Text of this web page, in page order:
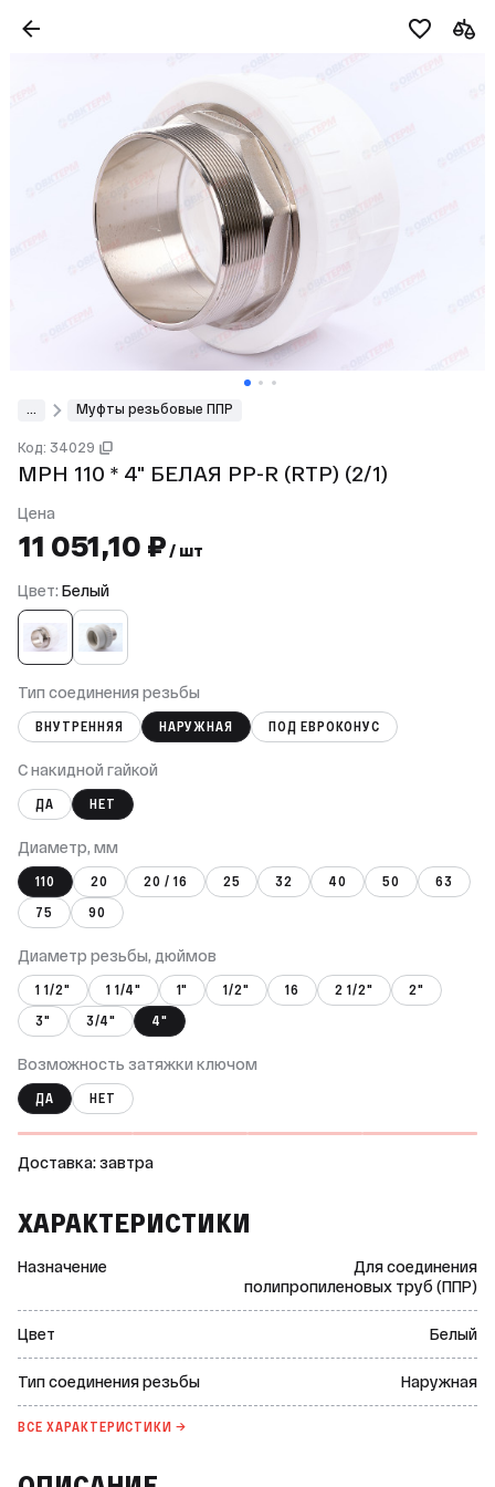
Муфты резьбовые ППР
Код: 34029
МРН 110 * 4" БЕЛАЯ PP-R (RTP) (2/1)
Цена
11 051,10 ₽ / шт
Цвет: Белый
Тип соединения резьбы
ВНУТРЕННЯЯ НАРУЖНАЯ ПОД ЕВРОКОНУС
С накидной гайкой
ДА НЕТ
Диаметр, мм
110 20 20 / 16 25 32 40 50
63
75
90
Диаметр резьбы, дюймов
1 1/2" 1 1/4" 1" 1/2" 16 2 1/2"
2"
3"
3/4" 4"
Возможность затяжки ключом
ДА НЕТ
Доставка: завтра
ХАРАКТЕРИСТИКИ
Назначение
Для соединения
полипропиленовых труб (ППР)
Цвет Белый
Тип соединения резьбы Наружная
ВСЕ ХАРАКТЕРИСТИКИ →